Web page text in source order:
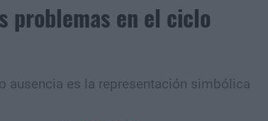
problemas en el ciclo
ausencia es la representación simbólica